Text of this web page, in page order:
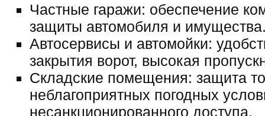
Частные гаражи: обеспечение
защиты автомобиля и
Автосервисы и автомойки:
закрытия ворот, высокая
Складские помещения: защита
неблагоприятных погодных
несанкционированного доступа.